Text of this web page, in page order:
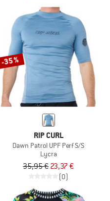
-35 %
RIP CURL
Dawn Patrol UPF Perf S/S
Lycra
35,95 € 23,37 €
(0)